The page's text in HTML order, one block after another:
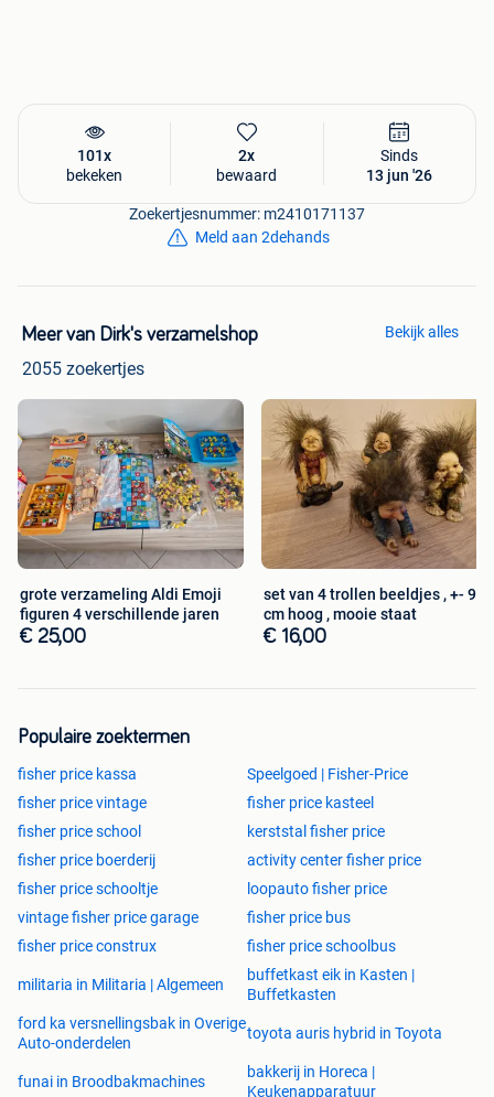
101x
bekeken
2x
bewaard
Sinds
13 jun '26
Zoekertjesnummer: m2410171137
Meld aan 2dehands
Meer van Dirk's verzamelshop
2055 zoekertjes
Bekijk alles
grote verzameling Aldi Emoji
figuren 4 verschillende jaren
€ 25,00
set van 4 trollen beeldjes , +- 9
cm hoog , mooie staat
€ 16,00
Populaire zoektermen
fisher price kassa
Speelgoed | Fisher-Price
fisher price vintage
fisher price kasteel
fisher price school
kerststal fisher price
fisher price boerderij
activity center fisher price
fisher price schooltje
loopauto fisher price
vintage fisher price garage
fisher price bus
fisher price construx
fisher price schoolbus
militaria in Militaria | Algemeen
buffetkast eik in Kasten |
Buffetkasten
ford ka versnellingsbak in Overige
Auto-onderdelen
toyota auris hybrid in Toyota
funai in Broodbakmachines
bakkerij in Horeca |
Keukenapparatuur